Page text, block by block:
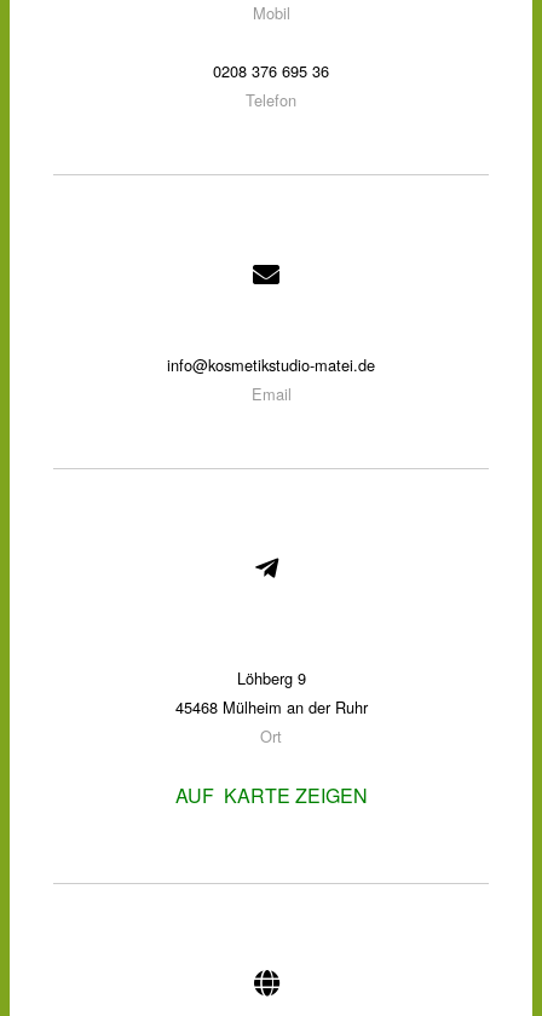
Mobil
0208 376 695 36
Telefon
info@kosmetikstudio-matei.de
Email
Löhberg 9
45468 Mülheim an der Ruhr
Ort
AUF KARTE ZEIGEN